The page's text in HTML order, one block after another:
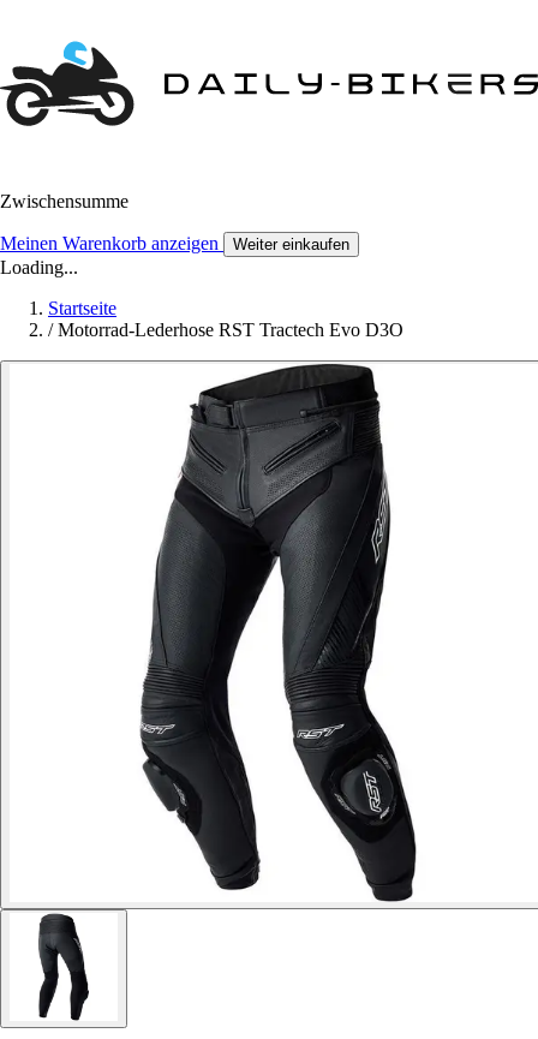
Zwischensumme
Meinen Warenkorb anzeigen Weiter einkaufen
Loading...
Startseite
/ Motorrad-Lederhose RST Tractech Evo D3O